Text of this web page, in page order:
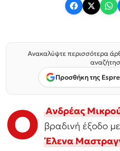
Ανακαλύψτε περισσότερα
Προσθήκη της
Ο Ανδρέας
βραδινή έξοδο
Έλενα